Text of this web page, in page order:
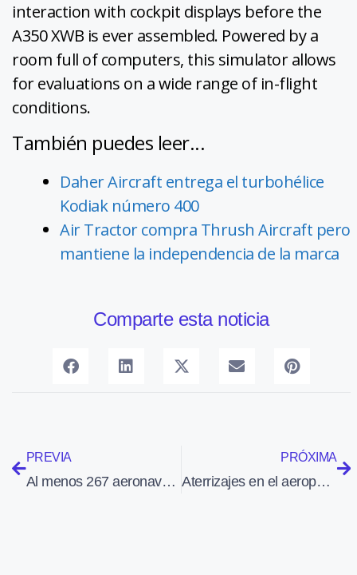
interaction with cockpit displays before the
A350 XWB is ever assembled. Powered by a
room full of computers, this simulator allows
for evaluations on a wide range of in-flight
conditions.
También puedes leer...
Daher Aircraft entrega el turbohélice
Kodiak número 400
Air Tractor compra Thrush Aircraft pero
mantiene la independencia de la marca
Comparte esta noticia
PREVIA
Al menos 267 aeronaves estarán en activo este verano para extinguir los incendios forestales que surjan
PRÓXIMA
Aterrizajes en el aeropuerto de Barcelona